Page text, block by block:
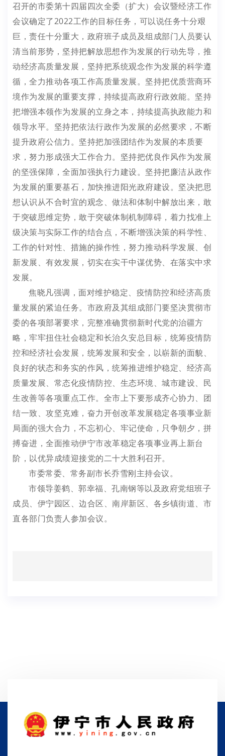
召开的市委第十四届四次全委（扩大）会议暨经济工作
会议确定了2022工作的目标任务，可以说任务十分艰
巨，责任十分重大，政府班子成员及组成部门人员要认
清当前形势，坚持把解放思想作为发展的行动先导，推
动经济高质量发展，坚持把系统观念作为发展的科学遵
循，全力推动各项工作高质量发展。坚持把优质营商环
境作为发展的重要支撑，持续提高政府行政效能。坚持
把增强本领作为发展的立身之本，持续提高执政能力和
领导水平。坚持把依法行政作为发展的必然要求，不断
提升政府公信力。坚持把加强团结作为发展的本质要
求，努力形成强大工作合力。坚持把优良作风作为发展
的坚强保障，全面加强执行力建设。坚持把廉洁从政作
为发展的重要基石，加快推进阳光政府建设。坚决把思
想认识从不合时宜的观念、做法和体制中解放出来，敢
于突破思维定势，敢于突破体制机制障碍，着力找准上
级决策与实际工作的结合点，不断增强决策的科学性、
工作的针对性、措施的操作性，努力推动科学发展、创
新发展、有效发展，切实在实干中谋优势、在落实中求
发展。
焦晓凡强调，面对维护稳定、疫情防控和经济高质
量发展的紧迫任务。市政府及其组成部门要坚决贯彻市
委的各项部署要求，完整准确贯彻新时代党的治疆方
略，牢牢扭住社会稳定和长治久安总目标，统筹疫情防
控和经济社会发展，统筹发展和安全，以崭新的面貌、
良好的状态和务实的作风，统筹推进维护稳定、经济高
质量发展、常态化疫情防控、生态环境、城市建设、民
生改善等各项重点工作。全市上下要形成齐心协力、团
结一致、攻坚克难，奋力开创改革发展稳定各项事业新
局面的强大合力，不忘初心、牢记使命，只争朝夕，拼
搏奋进，全面推动伊宁市改革稳定各项事业再上新台
阶，以优异成绩迎接党的二十大胜利召开。
市委常委、常务副市长乔雪刚主持会议。
市领导姜鹤、郭幸福、孔南钢等以及政府党组班子
成员、伊宁园区、边合区、南岸新区、各乡镇街道、市
直各部门负责人参加会议。